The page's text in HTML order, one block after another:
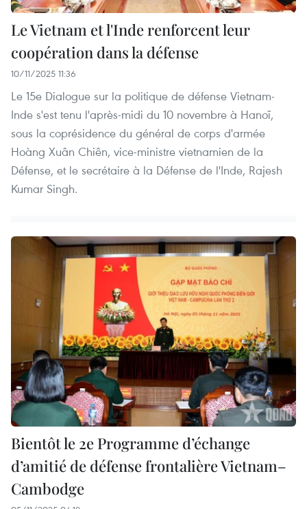
Le Vietnam et l'Inde renforcent leur
coopération dans la défense
10/11/2025 11:36
Le 15e Dialogue sur la politique de défense Vietnam-
Inde s'est tenu l'après-midi du 10 novembre à Hanoï,
sous la coprésidence du général de corps d'armée
Hoàng Xuân Chiên, vice-ministre vietnamien de la
Défense, et le secrétaire à la Défense de l'Inde, Rajesh
Kumar Singh.
Bientôt le 2e Programme d’échange
d’amitié de défense frontalière Vietnam–
Cambodge